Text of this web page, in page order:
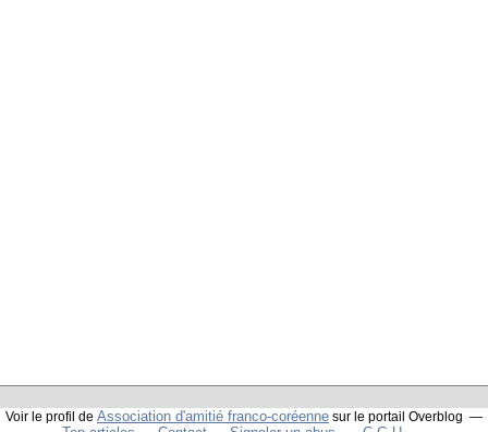
Voir le profil de Association d'amitié franco-coréenne sur le portail Overblog